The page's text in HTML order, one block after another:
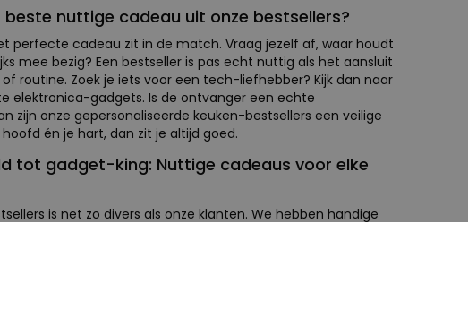
beste nuttige cadeau uit onze bestsellers?
perfecte cadeau zit in de match. Vraag jezelf af, waar houdt
mee bezig? Een bestseller is pas echt nuttig als het aansluit
routine. Zoek je iets voor een tech-liefhebber? Kijk dan naar
elektronica-gadgets. Is de ontvanger een echte
zijn onze gepersonaliseerde keuken-bestsellers een veilige
én je hart, dan zit je altijd goed.
tot gadget-king: Nuttige cadeaus voor elke
is net zo divers als onze klanten. We hebben handige